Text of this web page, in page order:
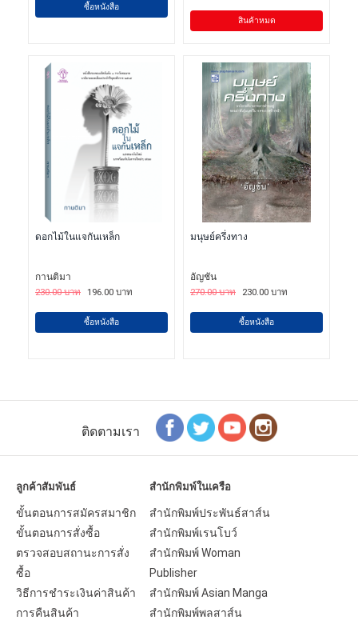
ซื้อหนังสือ
สินค้าหมด
ดอกไม้ในแจกันเหล็ก
กานติมา
230.00 บาท 196.00 บาท
ซื้อหนังสือ
มนุษย์ครึ่งทาง
อัญชัน
270.00 บาท
230.00 บาท
ซื้อหนังสือ
ติดตามเรา
ลูกค้าสัมพันธ์
ขั้นตอนการสมัครสมาชิก
ขั้นตอนการสั่งซื้อ
ตรวจสอบสถานะการสั่ง
ซื้อ
วิธีการชำระเงินค่าสินค้า
การคืนสินค้า
สำนักพิมพ์ในเครือ
สำนักพิมพ์ประพันธ์สาส์น
สำนักพิมพ์เรนโบว์
สำนักพิมพ์ Woman
Publisher
สำนักพิมพ์ Asian Manga
สำนักพิมพ์พลสาส์น